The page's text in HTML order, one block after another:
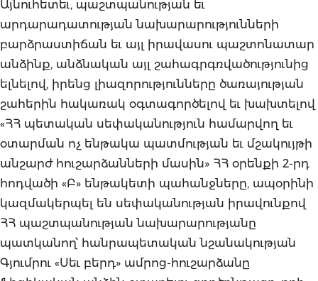
Այնուհետեւ, պաշտպանության եւ
արդարադատության նախարարությունների
բարձրաստիճան եւ այլ իրավասու պաշտոնատար
անձինք, անձնական այլ շահագրգռվածությունից
ելնելով, իրենց լիազորությունները ծառայության
շահերին հակառակ օգտագործելով եւ խախտելով
«ՀՀ պետական սեփականություն համարվող եւ
օտարման ոչ ենթակա պատմության եւ մշակույթի
անշարժ հուշարձանների մասին» ՀՀ օրենքի 2-րդ
հոդվածի «Բ» ենթակետի պահանջները, ապօրինի
կազմակերպել են սեփականության իրավունքով
ՀՀ պաշտպանության նախարարությանը
պատկանող՝ հանրապետական նշանակության
Գյումրու «Սեւ բերդ» ամրոց-հուշարձանը